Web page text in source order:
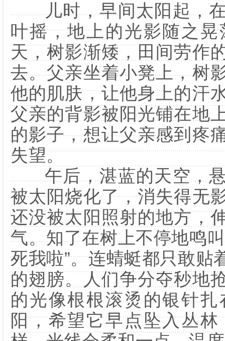
儿时，早间太阳起，在
叶摇，地上的光影随之
天，树影渐矮，田间劳作
去。父亲坐着小凳上，树
他的肌肤，让他身上的汗
父亲的背影被阳光铺在地
的影子，想让父亲感到疼
失望。
午后，湛蓝的天空，悬
被太阳烧化了，消失得无
还没被太阳照射的地方，
气。知了在树上不停地鸣
死我啦”。连蜻蜓都只敢贴
的翅膀。人们争分夺秒地
的光像根根滚烫的银针
阳，希望它早点坠入丛